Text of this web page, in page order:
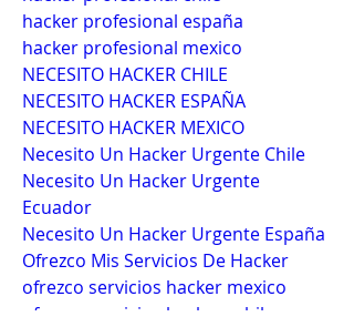
hacker profesional españa
hacker profesional mexico
NECESITO HACKER CHILE
NECESITO HACKER ESPAÑA
NECESITO HACKER MEXICO
Necesito Un Hacker Urgente Chile
Necesito Un Hacker Urgente
Ecuador
Necesito Un Hacker Urgente España
Ofrezco Mis Servicios De Hacker
ofrezco servicios hacker mexico
ofrezco servicios hackers chile